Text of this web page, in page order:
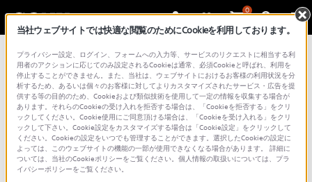
0
総合サポート・お問い合わせ メモリースティック
当社ウェブサイトでは快適な閲覧のためにCookieを利用しております。
プライバシー設定、ログイン、フォームへの入力等、サービスのリクエストに相当する利
用者のアクションに応じてのみ設定されるCookieは通常、必須Cookieと呼ばれ、利用を
停止することができません。また、当社は、ウェブサイトにおけるお客様の利用状況を分
析するため、あるいは個々のお客様に対してよりカスタマイズされたサービス・広告を提
供する等の目的のため、Cookieおよび類似技術を使用して一定の情報を収集する場合が
あります。それらのCookieの受け入れを拒否する場合は、「Cookieを拒否する」をクリ
ックしてください。Cookie使用にご同意頂ける場合は、「Cookieを受け入れる」をクリ
ックして下さい。Cookie設定をカスタマイズする場合は「Cookie設定」をクリックして
ください。Cookieの設定をいつでも管理することができます。選択したCookieの設定に
よっては、このウェブサイトの機能の一部が使用できなくなる場合があります。 詳細に
ついては、当社のCookieポリシーをご覧ください。個人情報の取扱いについては、プラ
イバシーポリシーをご覧ください。